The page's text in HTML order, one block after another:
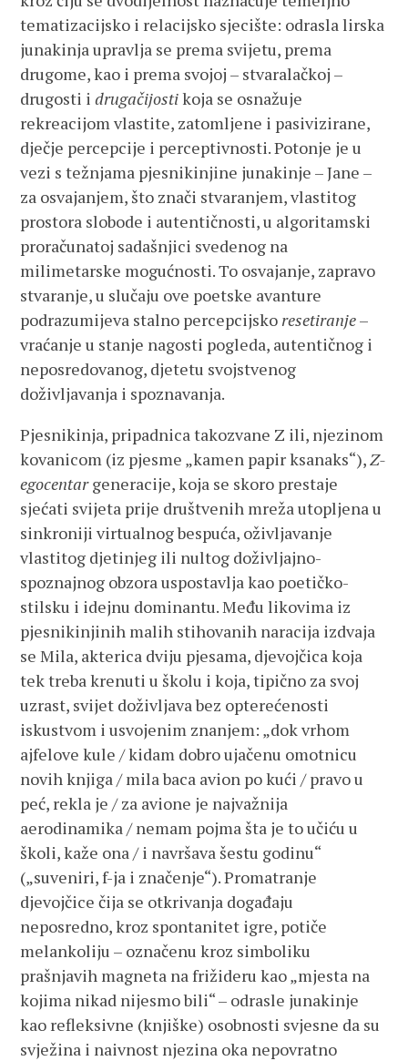
tematizacijsko i relacijsko sjecište: odrasla lirska
junakinja upravlja se prema svijetu, prema
drugome, kao i prema svojoj – stvaralačkoj –
drugosti idrugačijostikoja se osnažuje
rekreacijom vlastite, zatomljene i pasivizirane,
dječje percepcije i perceptivnosti. Potonje je u
vezi s težnjama pjesnikinjine junakinje – Jane –
za osvajanjem, što znači stvaranjem, vlastitog
prostora slobode i autentičnosti, u algoritamski
proračunatoj sadašnjici svedenog na
milimetarske mogućnosti. To osvajanje, zapravo
stvaranje, u slučaju ove poetske avanture
podrazumijeva stalno percepcijsko resetiranje–
vraćanje u stanje nagosti pogleda, autentičnog i
neposredovanog, djetetu svojstvenog
doživljavanja i spoznavanja.
Pjesnikinja, pripadnica takozvane Z ili, njezinom
kovanicom (iz pjesme „kamen papir ksanaks“),Z-
egocentargeneracije, koja se skoro prestaje
sjećati svijeta prije društvenih mreža utopljena u
sinkroniji virtualnog bespuća, oživljavanje
vlastitog djetinjeg ili nultog doživljajno-
spoznajnog obzora uspostavlja kao poetičko-
stilsku i idejnu dominantu. Među likovima iz
pjesnikinjinih malih stihovanih naracija izdvaja
se Mila, akterica dviju pjesama, djevojčica koja
tek treba krenuti u školu i koja, tipično za svoj
uzrast, svijet doživljava bez opterećenosti
iskustvom i usvojenim znanjem: „dok vrhom
ajfelove kule / kidam dobro ujačenu omotnicu
novih knjiga / mila baca avion po kući / pravo u
peć, rekla je / za avione je najvažnija
aerodinamika / nemam pojma šta je to učiću u
školi, kaže ona / i navršava šestu godinu“
(„suveniri, f-ja i značenje“). Promatranje
djevojčice čija se otkrivanja događaju
neposredno, kroz spontanitet igre, potiče
melankoliju – označenu kroz simboliku
prašnjavih magneta na frižideru kao „mjesta na
kojima nikad nijesmo bili“ – odrasle junakinje
kao refleksivne (knjiške) osobnosti svjesne da su
svježina i naivnost njezina oka nepovratno